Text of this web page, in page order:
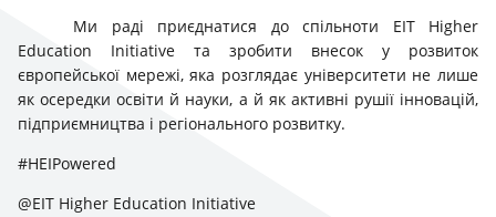
Ми раді приєднатися до спільноти EIT Higher
Education Initiative та зробити внесок у розвиток
європейської мережі, яка розглядає університети не лише
як осередки освіти й науки, а й як активні рушії інновацій,
підприємництва i регіонального розвитку.
#HEIPowered
@EIT Higher Education Initiative